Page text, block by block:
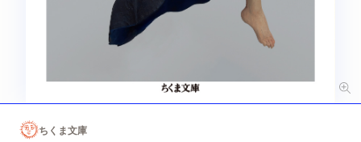
ちくま文庫